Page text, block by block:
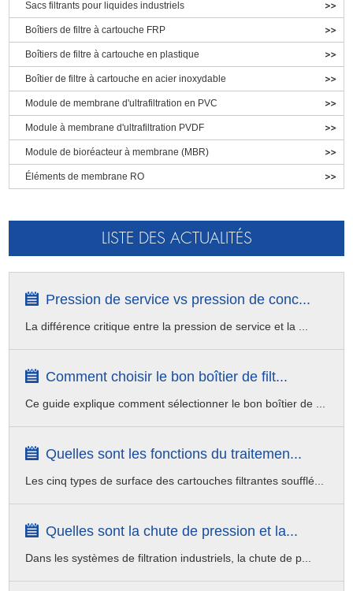
● Cartouches enroulées pour condensats de haute qualité
pour une compatibilité avec une large gamme de fluides de
procédé
Fabrication, emballage et installation de
Filtres à cartouche
enroulés en ficelle
de haute qualité approuvés par la FDA et système de gestion de la
qualité parfait pour maintenir un rendement élevé
fumigation pour assurer la sécurité du transport.
Mise en place : Les cartouches enroulées en ficelle de 60 " ou
70 " sont faciles à installer dans le boîtier et leur faible coût de
maintenance peut permettre d'économiser beaucoup de temps et
personnalisés, tels que l'ID spécial, le diamètre extérieur, la
longueur et les embouts, etc.
Sacs filtrants pour liquides industriels
Boîtiers de filtre à cartouche FRP
Boîtiers de filtre à cartouche en plastique
Boîtier de filtre à cartouche en acier inoxydable
Module de membrane d'ultrafiltration en PVC
Module à membrane d'ultrafiltration PVDF
Module de bioréacteur à membrane (MBR)
Éléments de membrane RO
LISTE DES ACTUALITÉS
Pression de service vs pression de conc...
La différence critique entre la pression de service et la ...
Comment choisir le bon boîtier de filt...
Ce guide explique comment sélectionner le bon boîtier de ...
Quelles sont les fonctions du traitemen...
Les cinq types de surface des cartouches filtrantes soufflé...
Quelles sont la chute de pression et la...
Dans les systèmes de filtration industriels, la chute de p...